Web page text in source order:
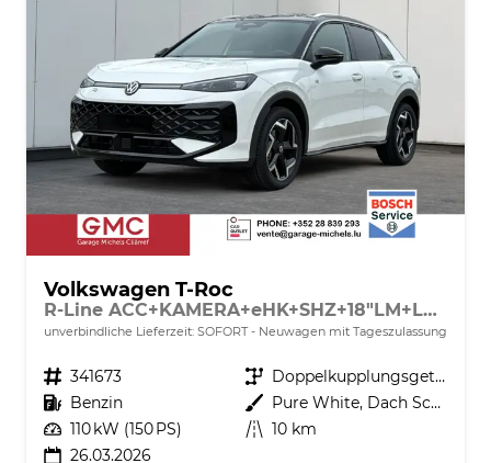
Volkswagen T-Roc
R-Line ACC+KAMERA+eHK+SHZ+18"LM+LED PLUS
unverbindliche Lieferzeit: SOFORT Neuwagen mit Tageszulassung
Fahrzeugnr. 341673 Getriebe
Doppelkupplungsgetriebe (DSG)
Kraftstoff Benzin Außenfarbe
Pure White, Dach Schwarz
Leistung 110 kW (150 PS) Kilometerstand 10 km
26.03.2026